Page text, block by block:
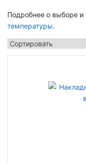
Подробнее о выборе и
температуры.